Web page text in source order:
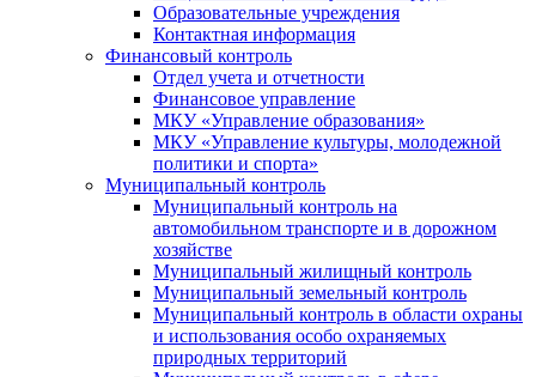
Образовательные учреждения
Контактная информация
Финансовый контроль
Отдел учета и отчетности
Финансовое управление
МКУ «Управление образования»
МКУ «Управление культуры, молодежной
политики и спорта»
Муниципальный контроль
Муниципальный контроль на
автомобильном транспорте и в дорожном
хозяйстве
Муниципальный жилищный контроль
Муниципальный земельный контроль
Муниципальный контроль в области охраны
и использования особо охраняемых
природных территорий